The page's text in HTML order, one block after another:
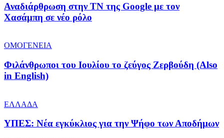
Αναδιάρθρωση στην ΤΝ της Google με τον
Χασάμπη σε νέο ρόλο
ΟΜΟΓΕΝΕΙΑ
Φιλάνθρωποι του Ιουλίου το ζεύγος Ζερβούδη (Also
in English)
ΕΛΛΑΔΑ
ΥΠΕΣ: Νέα εγκύκλιος για την Ψήφο των Αποδήμων